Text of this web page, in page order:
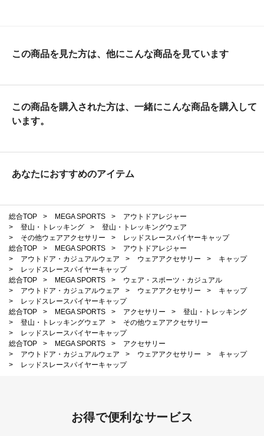
この商品を見た方は、他にこんな商品を見ています
この商品を購入された方は、一緒にこんな商品を購入して
います。
あなたにおすすめのアイテム
総合TOP > MEGA SPORTS >
アウトドアレジャー
>
登山・トレッキング >
登山・トレッキングウェア
>
その他ウェアアクセサリー >
レッドスレースパイヤーキャップ
総合TOP
> MEGA SPORTS >
アウトドアレジャー
>
アウトドア・カジュアルウェア > ウェアアクセサリー >
キャップ
>
レッドスレースパイヤーキャップ
総合TOP
> MEGA SPORTS >
ウェア・スポーツ・カジュアル
>
アウトドア・カジュアルウェア > ウェアアクセサリー >
キャップ
>
レッドスレースパイヤーキャップ
総合TOP
> MEGA SPORTS > アクセサリー >
登山・トレッキング
>
登山・トレッキングウェア >
その他ウェアアクセサリー
>
レッドスレースパイヤーキャップ
総合TOP
> MEGA SPORTS >
アクセサリー
>
アウトドア・カジュアルウェア > ウェアアクセサリー >
キャップ
>
レッドスレースパイヤーキャップ
お得で便利なサービス